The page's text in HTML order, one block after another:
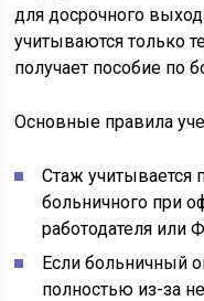
для досрочного
учитываются только
получает пособие по
Основные правила
Стаж учитывается
больничного при
работодателя или
Если больничный
полностью из-за